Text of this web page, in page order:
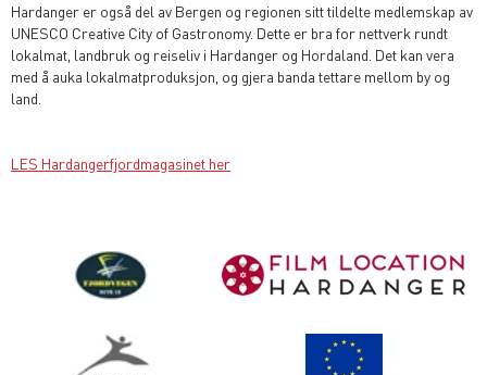
Hardanger er også del av Bergen og regionen sitt tildelte medlemskap av
UNESCO Creative City of Gastronomy. Dette er bra for nettverk rundt
lokalmat, landbruk og reiseliv i Hardanger og Hordaland. Det kan vera
med å auka lokalmatproduksjon, og gjera banda tettare mellom by og
land.
LES Hardangerfjordmagasinet her